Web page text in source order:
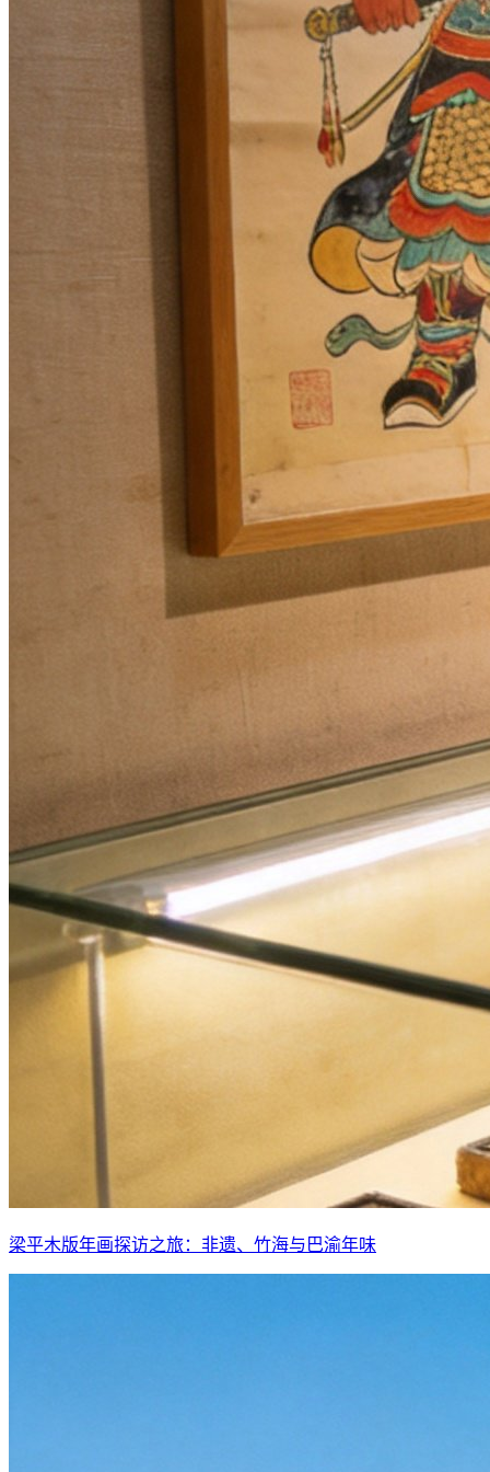
梁平木版年画探访之旅：非遗、竹海与巴渝年味